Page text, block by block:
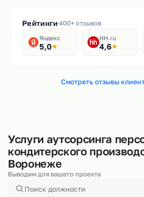
Рейтинги400+ отзывов
Яндекс
5,0
HH.ru
4,6
Смотреть отзывы
Услуги аутсорсинга
кондитерского
Воронеже
Выводим для вашего проекта